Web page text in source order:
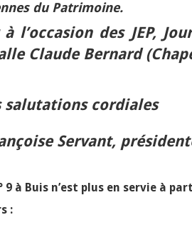
St Trophime à Buis ou
du Patrimoine.
l’occasion des JEP,
présidente
à Buis n’est plus en servie à
: